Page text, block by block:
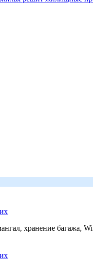
хранение багажа,